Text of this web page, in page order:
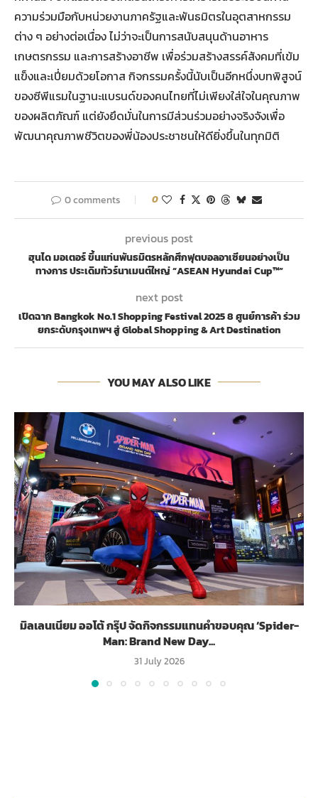
ความร่วมมือกับหน่วยงานภาครัฐและพันธมิตรในอุตสาหกรรม
ต่าง ๆ อย่างต่อเนื่อง ไม่ว่าจะเป็นการสนับสนุนด้านอาหาร
เกษตรกรรม และการสร้างอาชีพ เพื่อร่วมสร้างสรรค์สังคมที่เข้ม
แข็งและเปี่ยมด้วยโอกาส กิจกรรมครั้งนี้นับเป็นอีกหนึ่งบทพิสูจน์
ของซีพีแรมในฐานะแบรนด์ของคนไทยที่ไม่เพียงใส่ใจในคุณภาพ
ของผลิตภัณฑ์ แต่ยังยึดมั่นในการมีส่วนร่วมอย่างจริงจังเพื่อ
พัฒนาคุณภาพชีวิตของพี่น้องประชาชนให้ดียิ่งขึ้นในทุกมิติ
0 comments 0
previous post
ฮุนได มอเตอร์ ขึ้นแท่นพันธมิตรหลักศึกฟุตบอลอาเซียนอย่างเป็น
ทางการ ประเดิมทัวร์นาเมนต์ใหญ่ “ASEAN Hyundai Cup™”
next post
เปิดฉาก Bangkok No.1 Shopping Festival 2025 8 ศูนย์การค้า ร่วม
ยกระดับกรุงเทพฯ สู่ Global Shopping & Art Destination
YOU MAY ALSO LIKE
มิลเลนเนียม ออโต้ กรุ๊ป จัดกิจกรรมแทนคำขอบคุณ ‘Spider-
Man: Brand New Day...
31 July 2026